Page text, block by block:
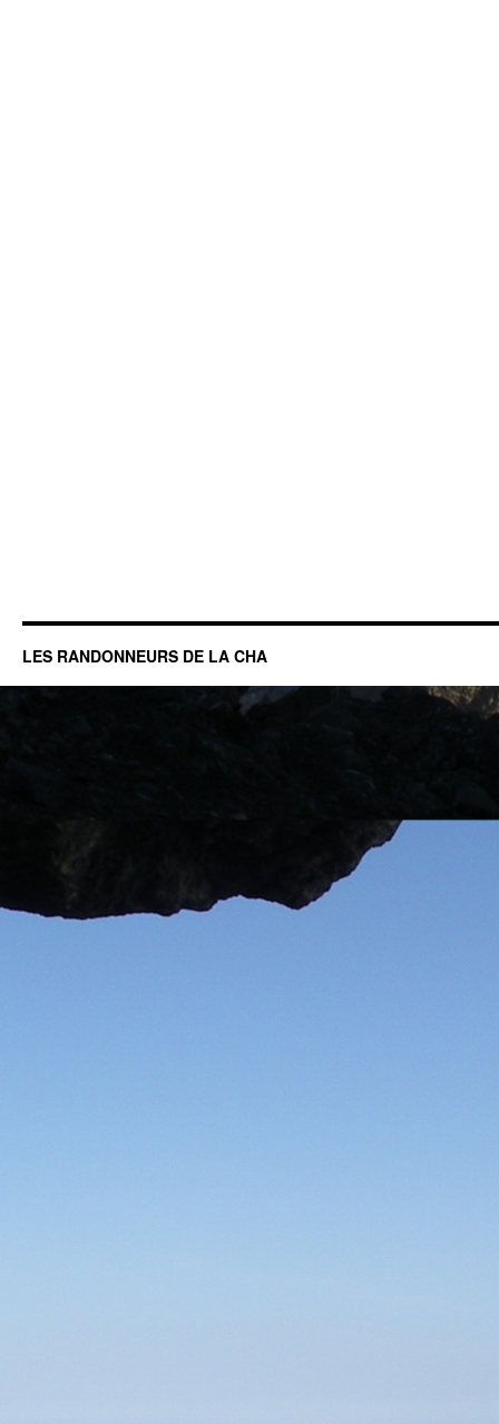
LES RANDONNEURS DE LA CHA